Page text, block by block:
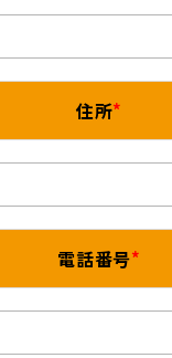
住所
電話番号